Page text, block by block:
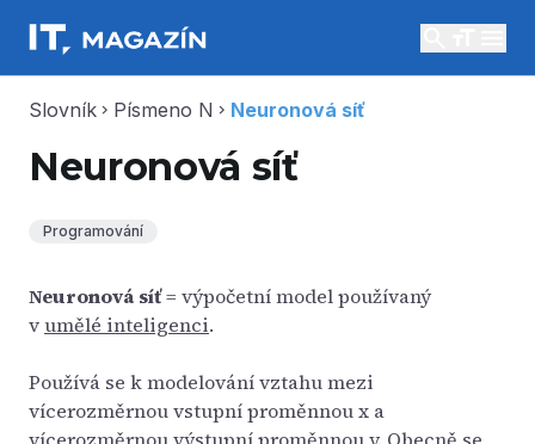
Slovník chevron_right Písmeno N chevron_right Neuronová síť
Neuronová síť
Programování
Neuronová síť= výpočetní model používaný
vumělé inteligenci.
Používá se k modelování vztahu mezi
vícerozměrnou vstupní proměnnou x a